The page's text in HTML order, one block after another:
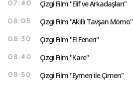
07:40 Çizgi Film "Elif ve Arkadaşları"
08:05 Çizgi Film "Akıllı Tavşan Momo"
08:30 Çizgi Film "El Feneri"
08:40 Çizgi Film "Kare"
08:50 Çizgi Film "Eymen ile Çimen"